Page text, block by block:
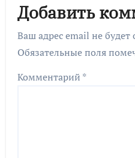
Добавить
Ваш адрес email не будет
Обязательные поля
Комментарий *